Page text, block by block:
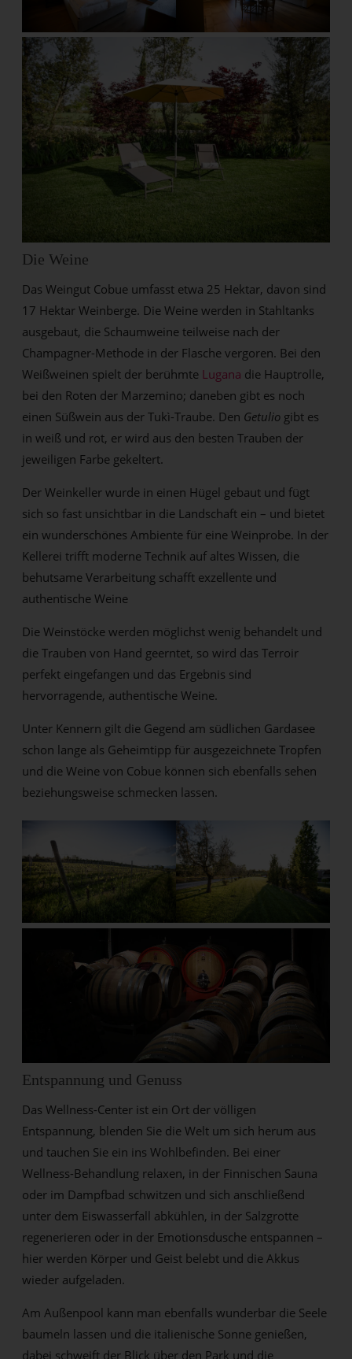
Die Weine
Das Weingut Cobue umfasst etwa 25 Hektar, davon sind
17 Hektar Weinberge. Die Weine werden in Stahltanks
ausgebaut, die Schaumweine teilweise nach der
Champagner-Methode in der Flasche vergoren. Bei den
Weißweinen spielt der berühmte Lugana die Hauptrolle,
bei den Roten der Marzemino; daneben gibt es noch
einen Süßwein aus der Tukì-Traube. Den Getulio gibt es
in weiß und rot, er wird aus den besten Trauben der
jeweiligen Farbe gekeltert.
Der Weinkeller wurde in einen Hügel gebaut und fügt
sich so fast unsichtbar in die Landschaft ein – und bietet
ein wunderschönes Ambiente für eine Weinprobe. In der
Kellerei trifft moderne Technik auf altes Wissen, die
behutsame Verarbeitung schafft exzellente und
authentische Weine
Die Weinstöcke werden möglichst wenig behandelt und
die Trauben von Hand geerntet, so wird das Terroir
perfekt eingefangen und das Ergebnis sind
hervorragende, authentische Weine.
Unter Kennern gilt die Gegend am südlichen Gardasee
schon lange als Geheimtipp für ausgezeichnete Tropfen
und die Weine von Cobue können sich ebenfalls sehen
beziehungsweise schmecken lassen.
Entspannung und Genuss
Das Wellness-Center ist ein Ort der völligen
Entspannung, blenden Sie die Welt um sich herum aus
und tauchen Sie ein ins Wohlbefinden. Bei einer
Wellness-Behandlung relaxen, in der Finnischen Sauna
oder im Dampfbad schwitzen und sich anschließend
unter dem Eiswasserfall abkühlen, in der Salzgrotte
regenerieren oder in der Emotionsdusche entspannen –
hier werden Körper und Geist belebt und die Akkus
wieder aufgeladen.
Am Außenpool kann man ebenfalls wunderbar die Seele
baumeln lassen und die italienische Sonne genießen,
dabei schweift der Blick über den Park und die